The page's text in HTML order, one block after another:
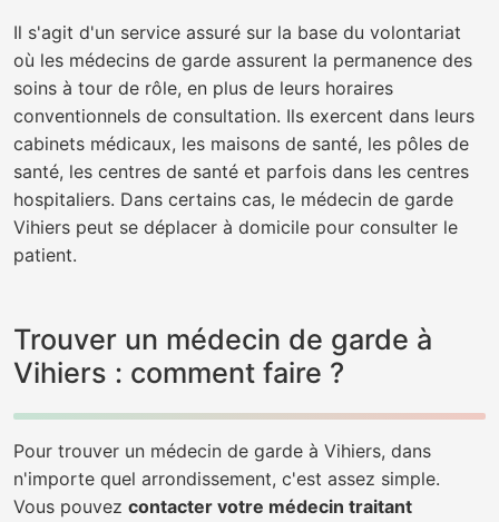
Il s'agit d'un service assuré sur la base du volontariat
où les médecins de garde assurent la permanence des
soins à tour de rôle, en plus de leurs horaires
conventionnels de consultation. Ils exercent dans leurs
cabinets médicaux, les maisons de santé, les pôles de
santé, les centres de santé et parfois dans les centres
hospitaliers. Dans certains cas, le médecin de garde
Vihiers peut se déplacer à domicile pour consulter le
patient.
Trouver un médecin de garde à
Vihiers : comment faire ?
Pour trouver un médecin de garde à Vihiers, dans
n'importe quel arrondissement, c'est assez simple.
Vous pouvez contacter votre médecin traitant